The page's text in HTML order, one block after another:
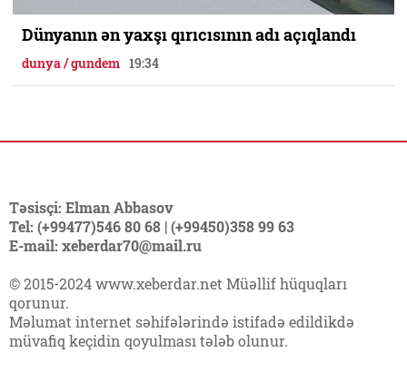
Dünyanın ən yaxşı qırıcısının adı açıqlandı
dunya / gundem 19:34
Təsisçi: Elman Abbasov
Tel: (+99477)546 80 68 | (+99450)358 99 63
E-mail: xeberdar70@mail.ru
© 2015-2024 www.xeberdar.net Müəllif hüquqları
qorunur.
Məlumat internet səhifələrində istifadə edildikdə
müvafiq keçidin qoyulması tələb olunur.